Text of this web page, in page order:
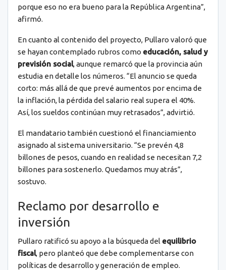
porque eso no era bueno para la República Argentina”,
afirmó.
En cuanto al contenido del proyecto, Pullaro valoró que
se hayan contemplado rubros como educación, salud y
previsión social, aunque remarcó que la provincia aún
estudia en detalle los números. “El anuncio se queda
corto: más allá de que prevé aumentos por encima de
la inflación, la pérdida del salario real supera el 40%.
Así, los sueldos continúan muy retrasados”, advirtió.
El mandatario también cuestionó el financiamiento
asignado al sistema universitario. “Se prevén 4,8
billones de pesos, cuando en realidad se necesitan 7,2
billones para sostenerlo. Quedamos muy atrás”,
sostuvo.
Reclamo por desarrollo e
inversión
Pullaro ratificó su apoyo a la búsqueda del equilibrio
fiscal, pero planteó que debe complementarse con
políticas de desarrollo y generación de empleo.